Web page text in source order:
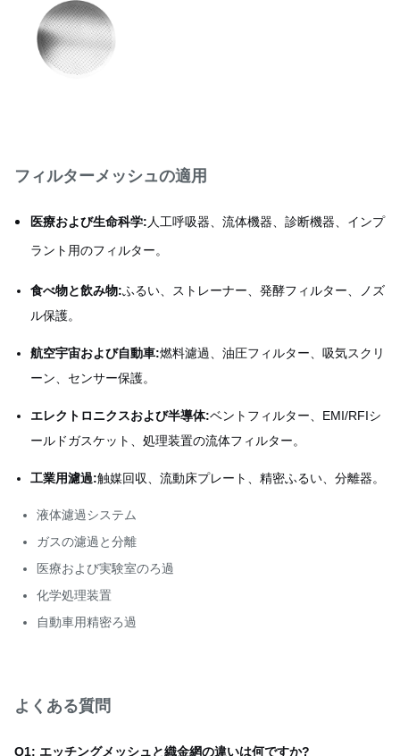
材料
プロセス
フィルターメッシュの適用
医療および生命科学: 人工呼吸器、流体機器、診断機器、インプ
ラント用のフィルター。
食べ物と飲み物:ふるい、ストレーナー、発酵フィルター、ノズ
ル保護。
航空宇宙および自動車:燃料濾過、油圧フィルター、吸気スクリ
ーン、センサー保護。
エレクトロニクスおよび半導体:ベントフィルター、EMI/RFIシ
ールドガスケット、処理装置の流体フィルター。
工業用濾過:触媒回収、流動床プレート、精密ふるい、分離器。
液体濾過システム
ガスの濾過と分離
医療および実験室のろ過
化学処理装置
自動車用精密ろ過
よくある質問
Q1: エッチングメッシュと織金網の違いは何ですか?